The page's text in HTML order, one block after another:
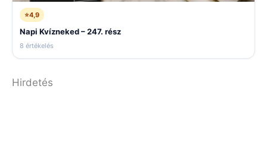
⭐4,9
Napi Kvízneked – 247. rész
8 értékelés
Hirdetés